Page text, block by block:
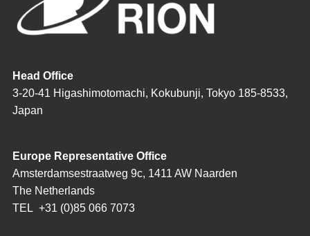
Head Office
3-20-41 Higashimotomachi, Kokubunji, Tokyo 185-8533,
Japan
Europe Representative Office
Amsterdamsestraatweg 9c, 1411 AW Naarden
The Netherlands
TEL +31 (0)85 066 7073